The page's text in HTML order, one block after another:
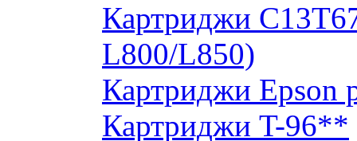
Картриджи
L800/L850)
Картриджи Epson
Картриджи T-96**